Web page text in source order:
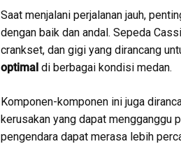
Saat menjalani perjalanan jauh,
dengan baik dan andal. Sepeda
crankset, dan gigi yang dirancang
optimal di berbagai kondisi medan.
Komponen-komponen ini juga
kerusakan yang dapat mengganggu
pengendara dapat merasa lebih